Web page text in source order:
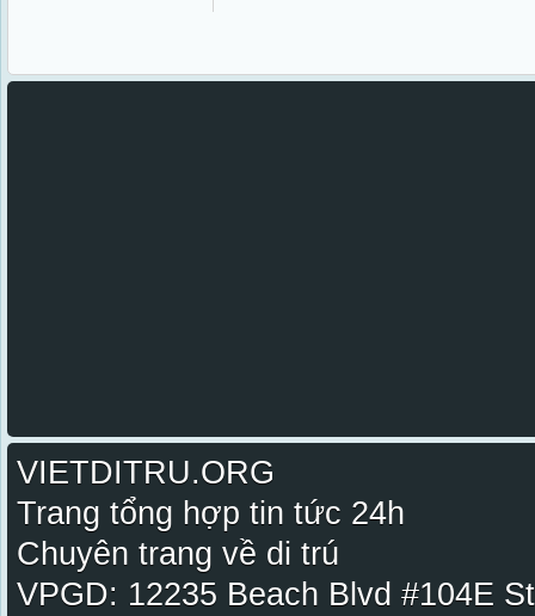
VIETDITRU.ORG
Trang tổng hợp tin tức 24h
Chuyên trang về di trú
VPGD: 12235 Beach Blvd #104E